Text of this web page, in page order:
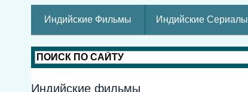
Индийские Фильмы Индийские Сериалы
Индийские фильмы